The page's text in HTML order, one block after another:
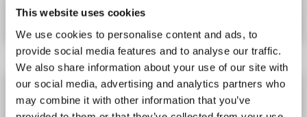
This website uses cookies
We use cookies to personalise content and ads, to
provide social media features and to analyse our traffic.
We also share information about your use of our site with
our social media, advertising and analytics partners who
may combine it with other information that you’ve
Fiche technique
MAS1 Kit ELISA
MAS1 Reactivité: Souris Colorimetric